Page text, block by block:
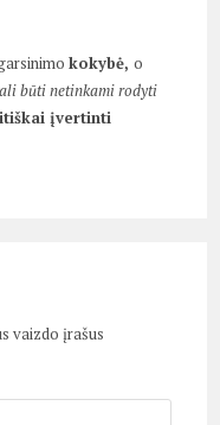
kokybė,o
būti netinkami rodyti
įvertinti
vaizdo įrašus